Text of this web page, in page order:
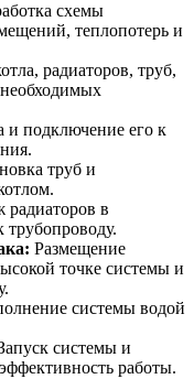
схемы
теплопотерь и
радиаторов, труб,
и подключение его к
труб и
в
Размещение
точке системы и
системы водой
системы и
работы.